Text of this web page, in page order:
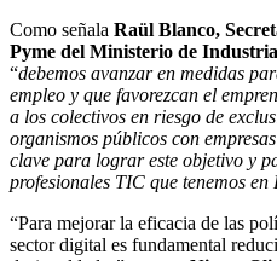
Como señala Raül Blanco,
Pyme del Ministerio de
“debemos avanzar en medidas
empleo y que favorezcan el
a los colectivos en riesgo de
organismos públicos con
clave para lograr este objetivo y
profesionales TIC que tenemos en
“Para mejorar la eficacia de las
sector digital es fundamental